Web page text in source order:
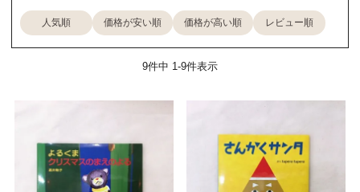
人気順 価格が安い順 価格が高い順 レビュー順
9件中 1-9件表示